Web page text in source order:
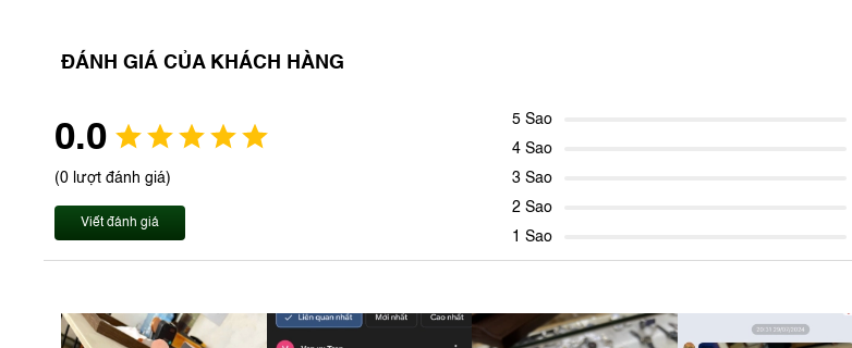
ĐÁNH GIÁ CỦA KHÁCH HÀNG
0.0
(0 lượt đánh giá)
Viết đánh giá
5 Sao
4 Sao
3 Sao
2 Sao
1 Sao